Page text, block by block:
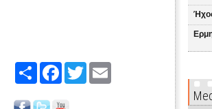
Share FacebookTwitter